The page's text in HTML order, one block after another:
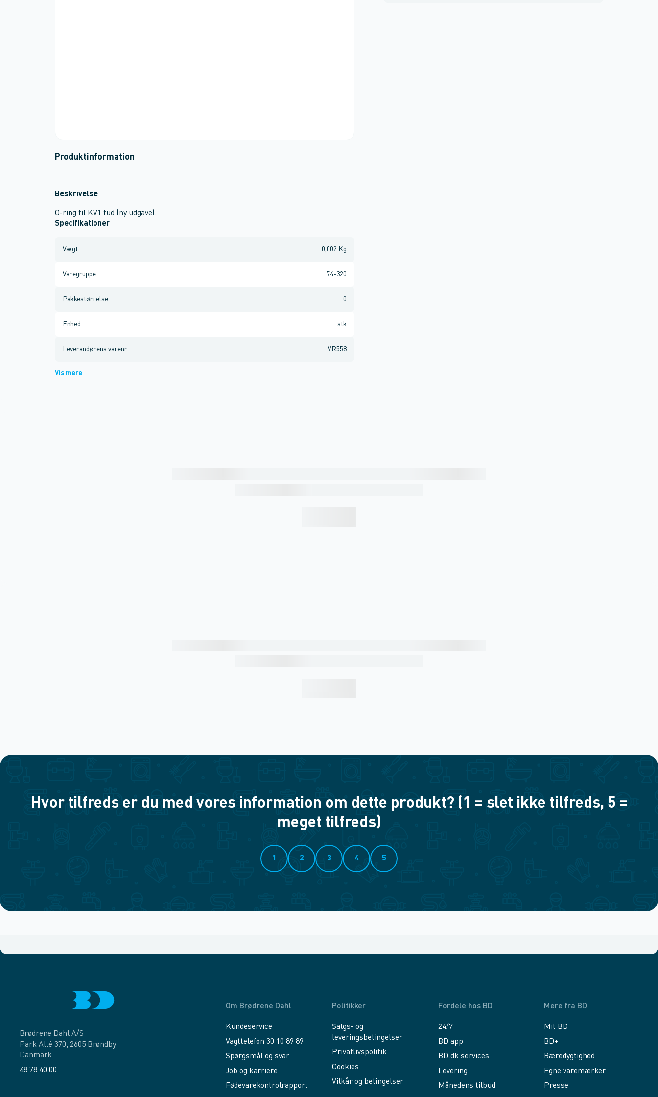
Produktinformation
Beskrivelse
O-ring til KV1 tud (ny udgave).
Specifikationer
Vægt: 0,002 Kg
Varegruppe: 74-320
Pakkestørrelse: 0
Enhed : stk
Leverandørens varenr. : VR558
Vis mere
Hvor tilfreds er du med vores information om dette produkt? (1 = slet ikke tilfreds, 5 =
meget tilfreds)
1 2 3 4 5
Brødrene Dahl A/S
Park Allé 370, 2605 Brøndby
Danmark
48 78 40 00
Om Brødrene Dahl
Kundeservice
Vagttelefon 30 10 89 89
Spørgsmål og svar
Job og karriere
Fødevarekontrolrapport
Politikker
Salgs- og
leveringsbetingelser
Privatlivspolitik
Cookies
Vilkår og betingelser
Fordele hos BD
24/7
BD app
BD.dk services
Levering
Månedens tilbud
Mere fra BD
Mit BD
BD+
Bæredygtighed
Egne varemærker
Presse